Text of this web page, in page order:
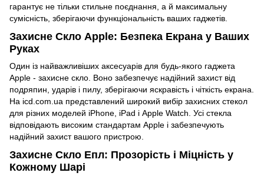
гарантує не тільки стильне поєднання, а й максимальну
сумісність, зберігаючи функціональність ваших гаджетів.
Захисне Скло Apple: Безпека Екрана у Ваших
Руках
Один із найважливіших аксесуарів для будь-якого гаджета
Apple - захисне скло. Воно забезпечує надійний захист від
подряпин, ударів і пилу, зберігаючи яскравість і чіткість екрана.
На icd.com.ua представлений широкий вибір захисних стекол
для різних моделей iPhone, iPad і Apple Watch. Усі стекла
відповідають високим стандартам Apple і забезпечують
надійний захист вашого пристрою.
Захисне Скло Епл: Прозорість і Міцність у
Кожному Шарі